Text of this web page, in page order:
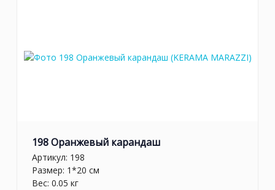
198 Оранжевый карандаш
Артикул: 198
Размер: 1*20 см
Вес: 0.05 кг